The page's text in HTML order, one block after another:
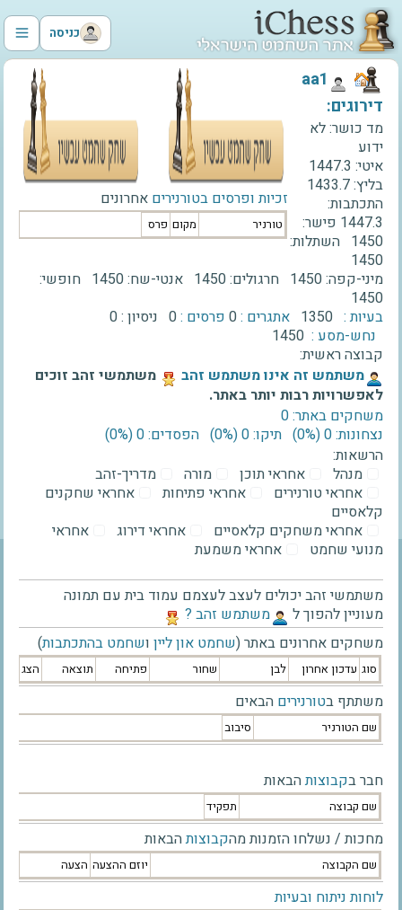
כניסה
זכיות ופרסים בטורנירים אחרונים
טורניר מקום פרס
‫aa1‬
דירוגים:
מד כושר:לא
ידוע
איטי: 1447.3
בליץ:1433.7
התכתבות:
1447.3 פישר:
1450 השתלות:
1450
מיני-קפה:1450 חרגולים:1450 אנטי-שח:1450 חופשי:
1450
בעיות : 1350 אתגרים :0 פרסים :0 ניסיון :0
נחש-מסע : 1450
קבוצה ראשית:
‫משתמש זה אינו משתמש זהב‬
משתמשי זהב זוכים
לאפשרויות רבות יותר באתר.
משחקים באתר: 0
נצחונות: 0 ‫(0%)‬
תיקו: 0 ‫(0%)‬
הפסדים: 0 ‫(0%)‬
הרשאות:
מנהל
אחראי תוכן מורה
מדריך-זהב
אחראי טורנירים
אחראי פתיחות
אחראי שחקנים
קלאסיים
אחראי משחקים קלאסיים
אחראי דירוג
אחראי
מנועי שחמט
אחראי משמעת
משתמשי זהב יכולים לעצב לעצמם עמוד בית עם תמונה
מעוניין להפוך ל
‫משתמש זהב ?‬
משחקים אחרונים באתר (שחמט און ליין ושחמט בהתכתבות)
סוג עדכון אחרון לבן שחור פתיחה תוצאה הצג
משתתף בטורנירים הבאים
שם הטורניר סיבוב
חבר בקבוצותהבאות
שם קבוצה תפקיד
מחכות / נשלחו הזמנות מהקבוצותהבאות
שם הקבוצה יוזם ההצעה הצעה
לוחות ניתוח ובעיות